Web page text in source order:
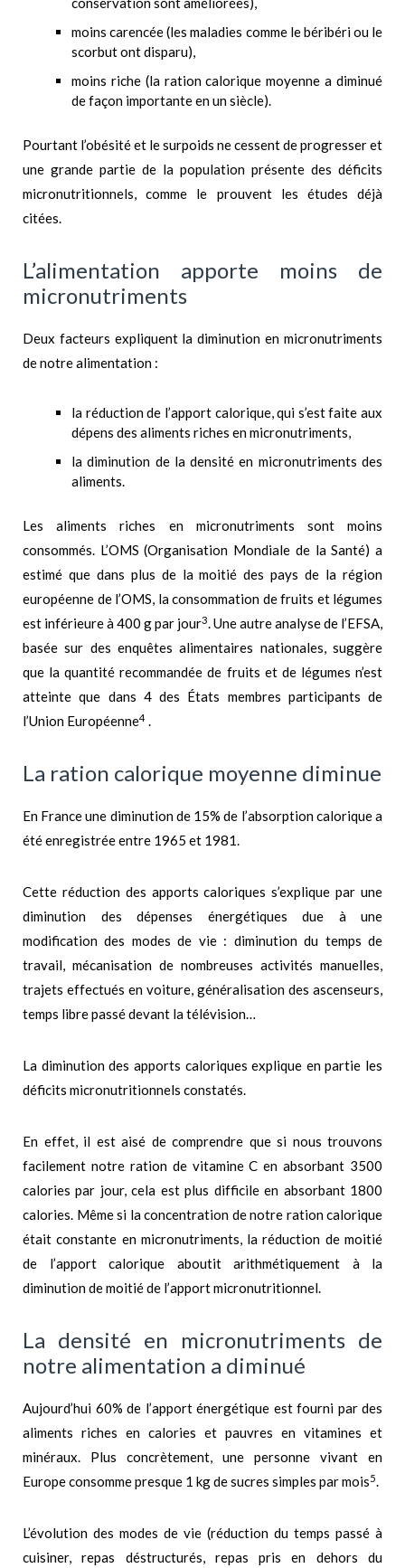
moins carencée (les maladies comme le béribéri ou le
scorbut ont disparu),
moins riche (la ration calorique moyenne a diminué
de façon importante en un siècle).
Pourtant l’obésité et le surpoids ne cessent de progresser et
une grande partie de la population présente des déficits
micronutritionnels, comme le prouvent les études déjà
citées.
L’alimentation apporte moins de
micronutriments
Deux facteurs expliquent la diminution en micronutriments
de notre alimentation :
la réduction de l’apport calorique, qui s’est faite aux
dépens des aliments riches en micronutriments,
la diminution de la densité en micronutriments des
aliments.
Les aliments riches en micronutriments sont moins
consommés. L’OMS (Organisation Mondiale de la Santé) a
estimé que dans plus de la moitié des pays de la région
européenne de l’OMS, la consommation de fruits et légumes
est inférieure à 400 g par jour3. Une autre analyse de l’EFSA,
basée sur des enquêtes alimentaires nationales, suggère
que la quantité recommandée de fruits et de légumes n’est
atteinte que dans 4 des États membres participants de
l’Union Européenne4 .
La ration calorique moyenne diminue
En France une diminution de 15% de l’absorption calorique a
été enregistrée entre 1965 et 1981.
Cette réduction des apports caloriques s’explique par une
diminution des dépenses énergétiques due à une
modification des modes de vie : diminution du temps de
travail, mécanisation de nombreuses activités manuelles,
trajets effectués en voiture, généralisation des ascenseurs,
temps libre passé devant la télévision…
La diminution des apports caloriques explique en partie les
déficits micronutritionnels constatés.
En effet, il est aisé de comprendre que si nous trouvons
facilement notre ration de vitamine C en absorbant 3500
calories par jour, cela est plus difficile en absorbant 1800
calories. Même si la concentration de notre ration calorique
était constante en micronutriments, la réduction de moitié
de l’apport calorique aboutit arithmétiquement à la
diminution de moitié de l’apport micronutritionnel.
La densité en micronutriments de
notre alimentation a diminué
Aujourd’hui 60% de l’apport énergétique est fourni par des
aliments riches en calories et pauvres en vitamines et
minéraux. Plus concrètement, une personne vivant en
Europe consomme presque 1 kg de sucres simples par mois5.
L’évolution des modes de vie (réduction du temps passé à
cuisiner, repas déstructurés, repas pris en dehors du